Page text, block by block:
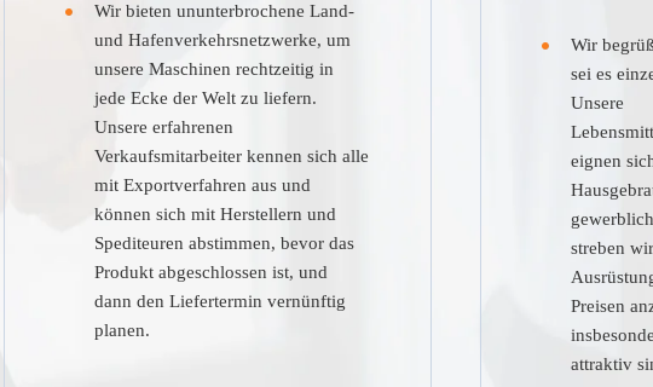
Wir bieten ununterbrochene Land-
und Hafenverkehrsnetzwerke, um
unsere Maschinen rechtzeitig in
jede Ecke der Welt zu liefern.
Unsere erfahrenen
Verkaufsmitarbeiter kennen sich alle
mit Exportverfahren aus und
können sich mit Herstellern und
Spediteuren abstimmen, bevor das
Produkt abgeschlossen ist, und
dann den Liefertermin vernünftig
planen.
Wir
sei es
Unsere
eignen
streben
Preisen
attraktiv